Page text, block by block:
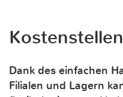
Dank des einfachen
Filialen und Lagern